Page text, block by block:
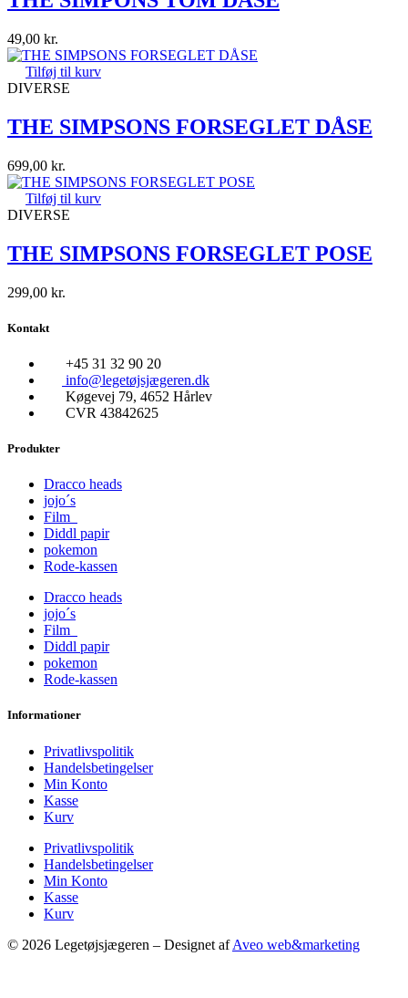
49,00 kr.
Tilføj til kurv
DIVERSE
THE SIMPSONS FORSEGLET DÅSE
699,00 kr.
Tilføj til kurv
DIVERSE
THE SIMPSONS FORSEGLET POSE
299,00 kr.
Kontakt
+45 31 32 90 20
info@legetøjsjægeren.dk
Køgevej 79, 4652 Hårlev
CVR 43842625
Produkter
Dracco heads
jojo´s
Film
Diddl papir
pokemon
Rode-kassen
Dracco heads
jojo´s
Film
Diddl papir
pokemon
Rode-kassen
Informationer
Privatlivspolitik
Handelsbetingelser
Min Konto
Kasse
Kurv
Privatlivspolitik
Handelsbetingelser
Min Konto
Kasse
Kurv
© 2026 Legetøjsjægeren – Designet afAveo web&marketing